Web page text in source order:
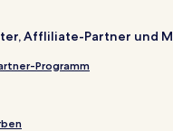
Affliliate-Partner und
Programm